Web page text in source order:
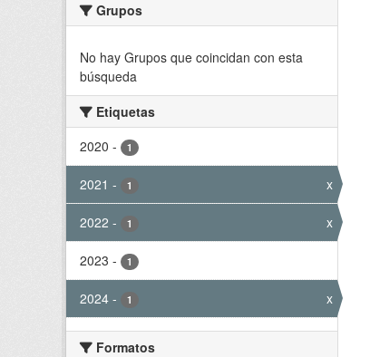
Grupos
No hay Grupos que coincidan con esta
búsqueda
Etiquetas
2020 - 1
2021 - 1 x
2022 - 1 x
2023 - 1
2024 - 1 x
Formatos